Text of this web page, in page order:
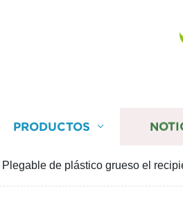
PRODUCTOS
Plegable de plástico grueso el